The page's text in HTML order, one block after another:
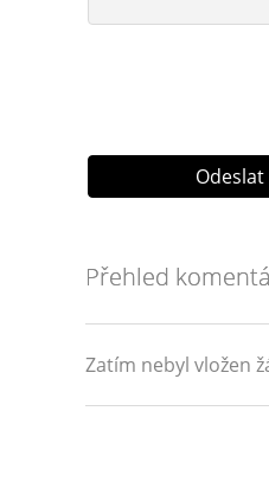
Přehled
Zatím nebyl vložen